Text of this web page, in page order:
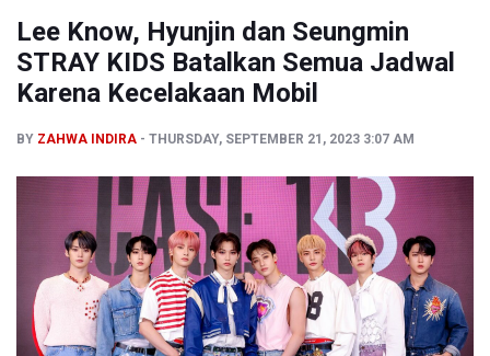
BPS Sebut Sensus Ekonomi 2026 untuk Perbarui Data
Lee Know, Hyunjin dan Seungmin
STRAY KIDS Batalkan Semua Jadwal
Karena Kecelakaan Mobil
BY ZAHWA INDIRA THURSDAY, SEPTEMBER 21, 2023 3:07 AM